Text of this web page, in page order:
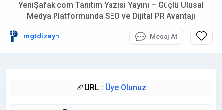
YeniŞafak.com Tanıtım Yazısı Yayını – Güçlü Ulusal
Medya Platformunda SEO ve Dijital PR Avantajı
mgtdizayn Mesaj At
URL : Üye Olunuz